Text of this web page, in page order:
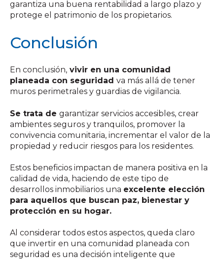
garantiza una buena rentabilidad a largo plazo y
protege el patrimonio de los propietarios.
Conclusión
En conclusión, vivir en una comunidad
planeada con seguridad va más allá de tener
muros perimetrales y guardias de vigilancia.
Se trata de garantizar servicios accesibles, crear
ambientes seguros y tranquilos, promover la
convivencia comunitaria, incrementar el valor de la
propiedad y reducir riesgos para los residentes.
Estos beneficios impactan de manera positiva en la
calidad de vida, haciendo de este tipo de
desarrollos inmobiliarios una excelente elección
para aquellos que buscan paz, bienestar y
protección en su hogar.
Al considerar todos estos aspectos, queda claro
que invertir en una comunidad planeada con
seguridad es una decisión inteligente que